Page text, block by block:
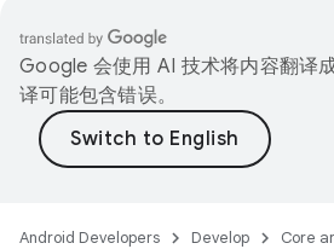
Google 会使用 AI 技术将内容翻译
译可能包含错误。
Android Developers Develop Core